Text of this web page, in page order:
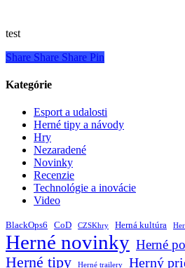
test
Share Share Share Pin
Kategórie
Esport a udalosti
Herné tipy a návody
Hry
Nezaradené
Novinky
Recenzie
Technológie a inovácie
Video
BlackOps6 CoD CZSKhry Herná kultúra
Herné novinky Herné
Herné tipy Herné trailery Herný